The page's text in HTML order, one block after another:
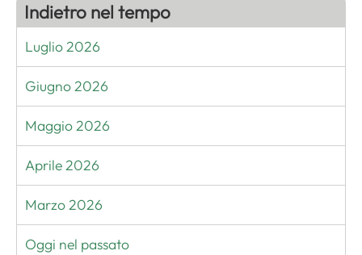
Indietro nel tempo
Luglio 2026
Giugno 2026
Maggio 2026
Aprile 2026
Marzo 2026
Oggi nel passato